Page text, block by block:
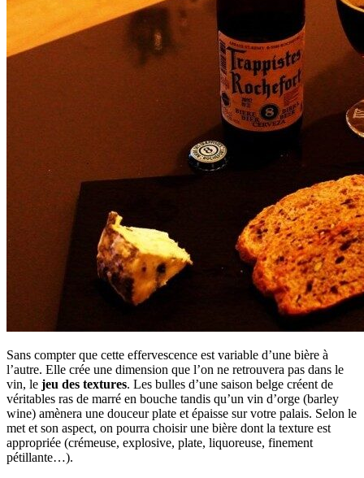
Sans compter que cette effervescence est variable d’une bière à
l’autre. Elle crée une dimension que l’on ne retrouvera pas dans le
vin, le jeu des textures. Les bulles d’une saison belge créent de
véritables ras de marré en bouche tandis qu’un vin d’orge (barley
wine) amènera une douceur plate et épaisse sur votre palais. Selon le
met et son aspect, on pourra choisir une bière dont la texture est
appropriée (crémeuse, explosive, plate, liquoreuse, finement
pétillante…).